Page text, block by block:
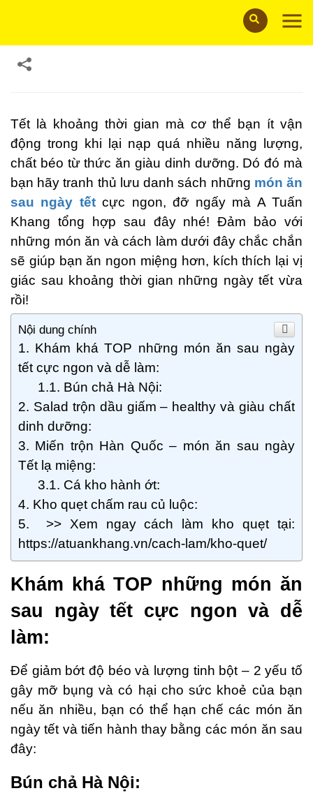
Tết là khoảng thời gian mà cơ thể bạn ít vận
động trong khi lại nạp quá nhiều năng lượng,
chất béo từ thức ăn giàu dinh dưỡng. Dó đó mà
bạn hãy tranh thủ lưu danh sách những món ăn
sau ngày tếtcực ngon, đỡ ngấy mà A Tuấn
Khang tổng hợp sau đây nhé! Đảm bảo với
những món ăn và cách làm dưới đây chắc chắn
sẽ giúp bạn ăn ngon miệng hơn, kích thích lại vị
giác sau khoảng thời gian những ngày tết vừa
rồi!
Nội dung chính
Khám khá TOP những món ăn sau ngày
tết cực ngon và dễ làm:
Bún chả Hà Nội:
Salad trộn dầu giấm – healthy và giàu chất
dinh dưỡng:
Miến trộn Hàn Quốc – món ăn sau ngày
Tết lạ miệng:
Cá kho hành ớt:
Kho quẹt chấm rau củ luộc:
>> Xem ngay cách làm kho quẹt tại:
https://atuankhang.vn/cach-lam/kho-quet/
Khám khá TOP những món ăn
sau ngày tết cực ngon và dễ
làm:
Để giảm bớt độ béo và lượng tinh bột – 2 yếu tố
gây mỡ bụng và có hại cho sức khoẻ của bạn
nếu ăn nhiều, bạn có thể hạn chế các món ăn
ngày tết và tiến hành thay bằng các món ăn sau
đây:
Bún chả Hà Nội: